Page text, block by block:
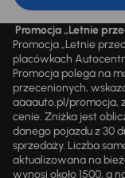
Promocja „Letnie
Promocja „Letnie
placówkach
Promocja polega na
przecenionych,
aaaauto.pl/promocja,
cenie. Zniżka jest
danego pojazdu z 30
sprzedaży. Liczba
aktualizowana na
wynosi około 1500, a